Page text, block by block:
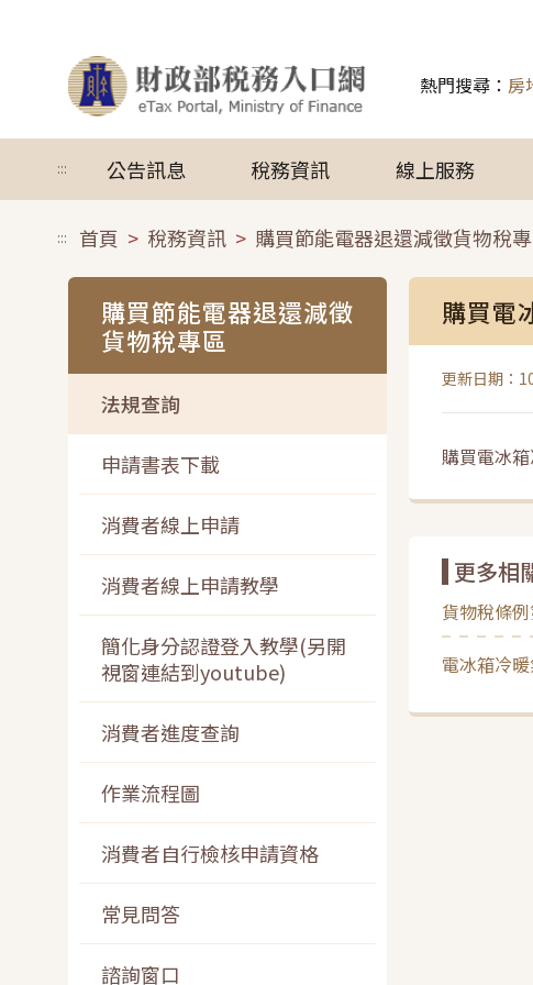
熱門搜尋： 房
::: 公告訊息 稅務資訊 線上服務
::: 首頁 稅務資訊 購買節能電器退還減徵貨物稅
購買節能電器退還減徵
貨物稅專區
法規查詢
申請書表下載
消費者線上申請
消費者線上申請教學
簡化身分認證登入教學(另開
視窗連結到youtube)
消費者進度查詢
作業流程圖
消費者自行檢核申請資格
常見問答
諮詢窗口
購買電
更新日期：
購買電冰
更多相
貨物稅條
電冰箱冷